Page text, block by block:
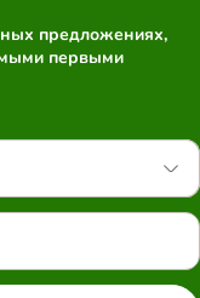
предложениях,
первыми